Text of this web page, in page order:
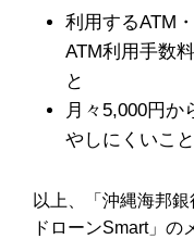
利用するATM
ATM利用手数
と
月々5,000円か
やしにくいこと
以上、「沖縄海邦
ドローンSmart」の